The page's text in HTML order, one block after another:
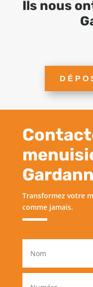
Ils nous
Transformez votre
comme jamais.